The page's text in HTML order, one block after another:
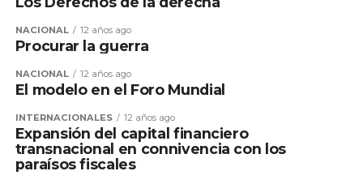
NACIONAL 12 años ago
Procurar la guerra
NACIONAL 12 años ago
El modelo en el Foro Mundial
INTERNACIONALES 12 años ago
Expansión del capital financiero
transnacional en connivencia con los
paraísos fiscales